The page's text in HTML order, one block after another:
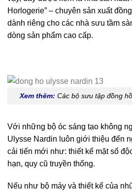
Horlogerie” – chuyên sản xuất
dành riêng cho các nhà sưu tầm
dòng sản phẩm cao cấp.
Xem thêm: Các bộ sưu tập đồng
Với những bộ óc sáng tạo không
Ulysse Nardin luôn giới thiệu đến
cải tiến mới như: thiết kế mặt số
hạn, quy cũ truyền thống.
Nếu như bộ máy và thiết kế của